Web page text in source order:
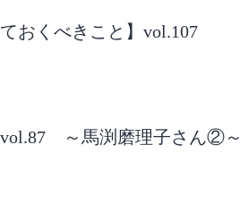
おくべきこと】vol.107
vol.87 ～馬渕磨理子さん②～